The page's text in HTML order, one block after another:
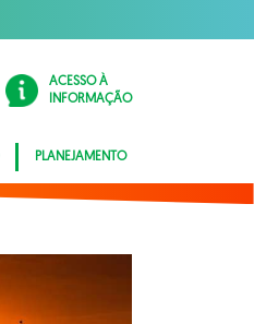
ACESSO À
INFORMAÇÃO
PLANEJAMENTO